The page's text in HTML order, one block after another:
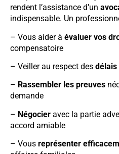
rendent l’assistance d’un
indispensable. Un
– Vous aider à évaluer vos
compensatoire
– Veiller au respect des délais
– Rassembler les preuves
demande
– Négocier avec la partie
accord amiable
– Vous représenter